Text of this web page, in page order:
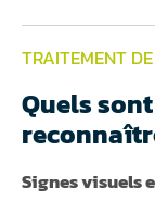
TRAITEMENT
Quels
Signes visuels